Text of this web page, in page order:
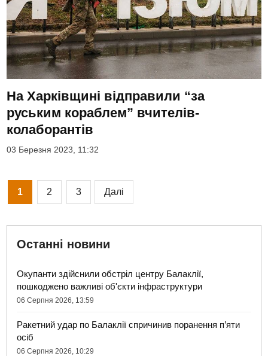
На Харківщині відправили “за
руським кораблем” вчителів-
колаборантів
03 Березня 2023, 11:32
Пагінація
записів
1 2 3 Далі
Останні новини
Окупанти здійснили обстріл центру Балаклії,
пошкоджено важливі об'єкти інфраструктури
06 Серпня 2026, 13:59
Ракетний удар по Балаклії спричинив поранення п’яти
осіб
06 Серпня 2026, 10:29